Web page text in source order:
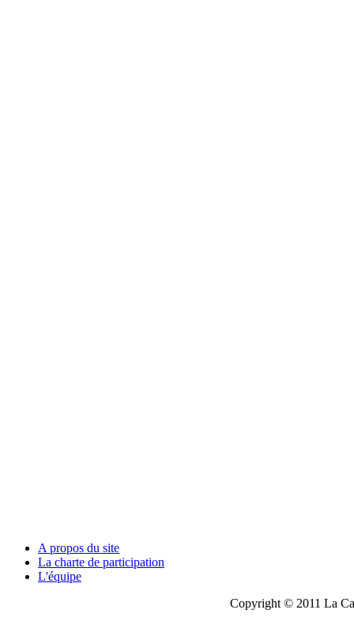
A propos du site
La charte de participation
L'équipe
Copyright © 2011 La